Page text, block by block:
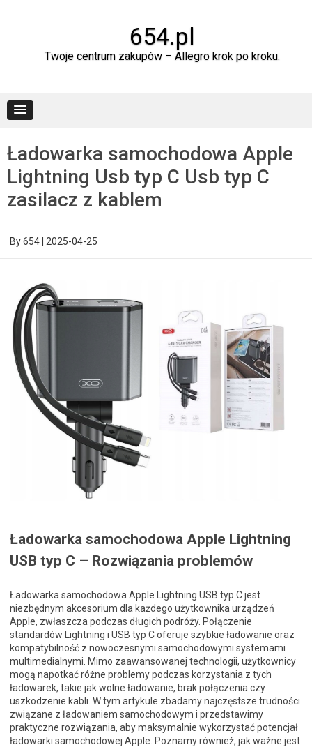
654.pl
Twoje centrum zakupów – Allegro krok po kroku.
Ładowarka samochodowa Apple
Lightning Usb typ C Usb typ C
zasilacz z kablem
By654 2025-04-25
Ładowarka samochodowa Apple Lightning
USB typ C – Rozwiązania problemów
Ładowarka samochodowa Apple Lightning USB typ C jest
niezbędnym akcesorium dla każdego użytkownika urządzeń
Apple, zwłaszcza podczas długich podróży. Połączenie
standardów Lightning i USB typ C oferuje szybkie ładowanie oraz
kompatybilność z nowoczesnymi samochodowymi systemami
multimedialnymi. Mimo zaawansowanej technologii, użytkownicy
mogą napotkać różne problemy podczas korzystania z tych
ładowarek, takie jak wolne ładowanie, brak połączenia czy
uszkodzenie kabli. W tym artykule zbadamy najczęstsze trudności
związane z ładowaniem samochodowym i przedstawimy
praktyczne rozwiązania, aby maksymalnie wykorzystać potencjał
ładowarki samochodowej Apple. Poznamy również, jak ważne jest